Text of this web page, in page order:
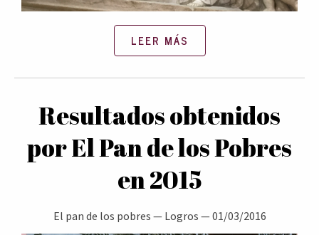
LEER MÁS
Resultados obtenidos
por El Pan de los Pobres
en 2015
El pan de los pobres — Logros —01/03/2016